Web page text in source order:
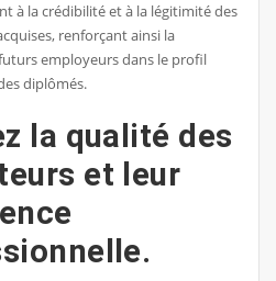
à la crédibilité et à la légitimité des
renforçant ainsi la
employeurs dans le profil
diplômés.
la qualité des
et leur